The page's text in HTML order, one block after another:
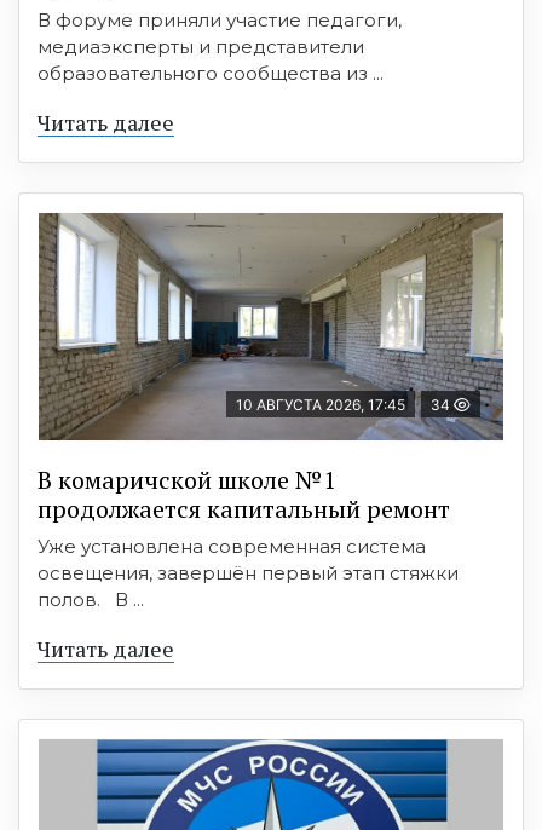
В форуме приняли участие педагоги,
медиаэксперты и представители
образовательного сообщества из ...
Читать далее
10 АВГУСТА 2026, 17:45 34
В комаричской школе №1
продолжается капитальный ремонт
Уже установлена современная система
освещения, завершён первый этап стяжки
полов. В ...
Читать далее